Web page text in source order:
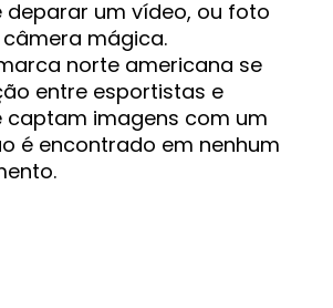
deparar um vídeo, ou foto
mágica.
norte americana se
entre esportistas e
captam imagens com um
é encontrado em nenhum